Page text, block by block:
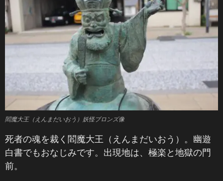
閻魔大王（えんまだいおう）妖怪ブロンズ像
死者の魂を裁く閻魔大王（えんまだいおう）。幽遊
白書でもおなじみです。出現地は、極楽と地獄の門
前。